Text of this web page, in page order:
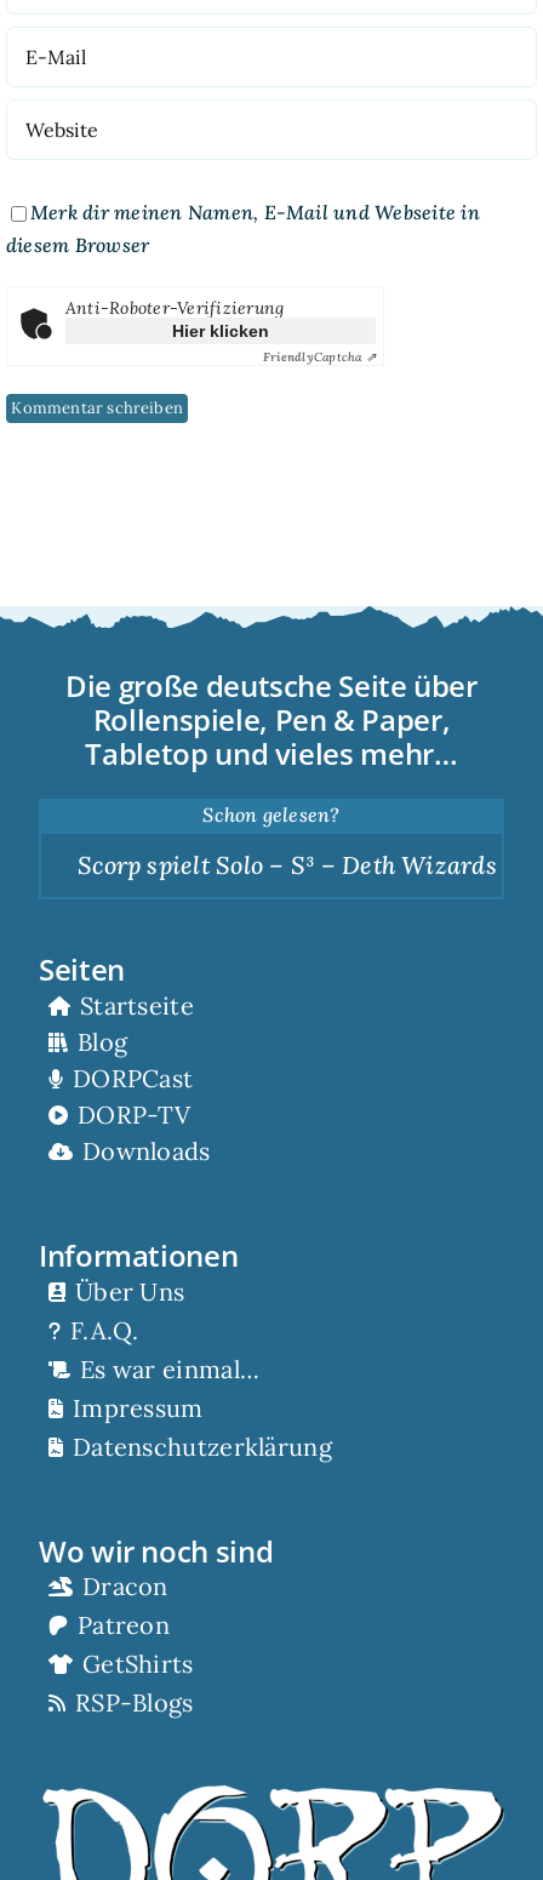
Merk dir meinen Namen, E-Mail und Webseite in
diesem Browser
Anti-Roboter-Verifizierung
Hier klicken
FriendlyCaptcha ⇗
Die große deutsche Seite über
Rollenspiele, Pen & Paper,
Tabletop und vieles mehr…
Schon gelesen?
Scorp spielt Solo – S³ – Deth Wizards –
Seiten
Startseite
Blog
DORPCast
DORP-TV
Downloads
Informationen
Über Uns
F.A.Q.
Es war einmal…
Impressum
Datenschutzerklärung
Wo wir noch sind
Dracon
Patreon
GetShirts
RSP-Blogs